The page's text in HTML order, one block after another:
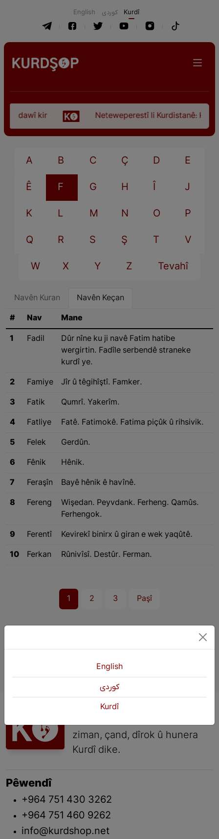
English كوردی Kurdî
dawî kir Neteweperestî li Kurdistanê:
A B C Ç D E
Ê F G H Î J
K L M N O P
Q R S Ş T V
W X Y Z Tevahî
Navên Kuran Navên Keçan
# Nav Mane
1 Fadil
Dûr nîne ku ji navê Fatim hatibe
wergirtin. Fadîle serbendê straneke
kurdî ye.
2 Famiye Jîr û têgihîştî. Famker.
3 Fatik Qumrî. Yakerîm.
4 Fatliye Fatê. Fatimokê. Fatima piçûk û rihsivik.
5 Felek Gerdûn.
6 Fênik Hênik.
7 Feraşîn Bayê hênik ê havînê.
8 Fereng
Wişedan. Peyvdank. Ferheng. Qamûs.
Ferhengok.
9 Ferentî Kevirekî binirx û giran e wek yaqûtê.
10 Ferkan Rûnivîsî. Destûr. Ferman.
1 2 3 Paşî
KURDŞOP saziyeke çandî ya
ziman, çand, dîrok û hunera
Kurdî dike.
Pêwendî
+964 751 430 3262
+964 751 460 9262
info@kurdshop.net
English
كوردی
Kurdî